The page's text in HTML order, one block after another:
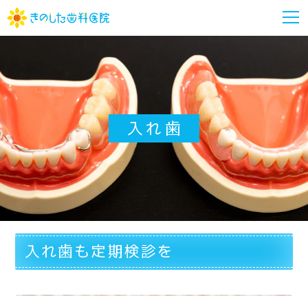
入れ歯
入れ歯も定期検診を